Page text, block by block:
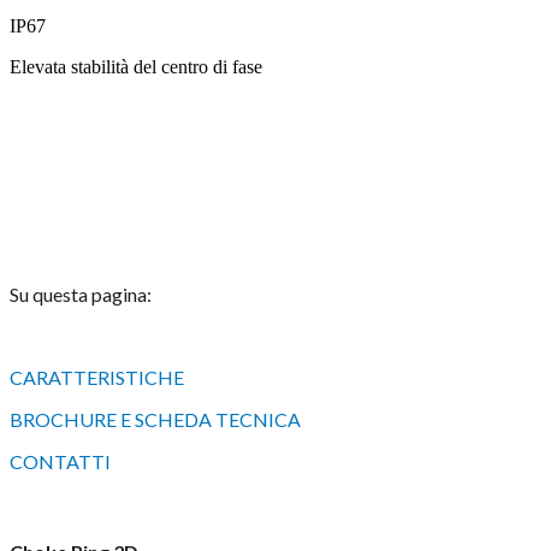
IP67
Elevata stabilità del centro di fase
Su questa pagina:
CARATTERISTICHE
BROCHURE E SCHEDA TECNICA
CONTATTI